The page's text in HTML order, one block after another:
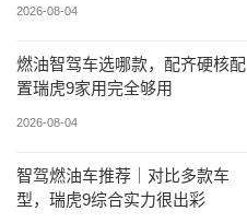
2026-08-04
燃油智驾车选哪款，配齐硬核配
置瑞虎9家用完全够用
2026-08-04
智驾燃油车推荐｜对比多款车
型，瑞虎9综合实力很出彩